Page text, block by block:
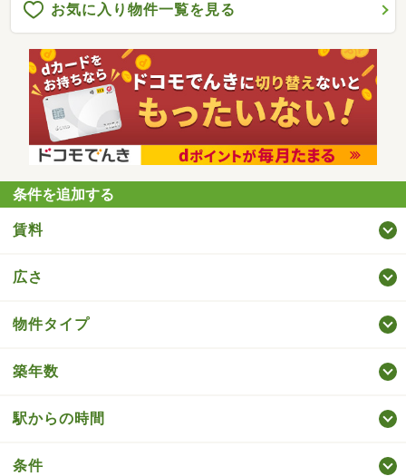
お気に入り物件一覧を見る
条件を追加する
賃料
広さ
物件タイプ
築年数
駅からの時間
条件